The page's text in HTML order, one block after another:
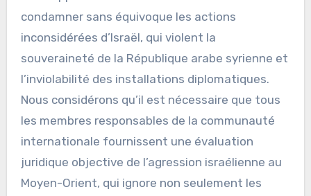
condamner sans équivoque les actions
inconsidérées d’Israël, qui violent la
souveraineté de la République arabe syrienne et
l’inviolabilité des installations diplomatiques.
Nous considérons qu’il est nécessaire que tous
les membres responsables de la communauté
internationale fournissent une évaluation
juridique objective de l’agression israélienne au
Moyen-Orient, qui ignore non seulement les